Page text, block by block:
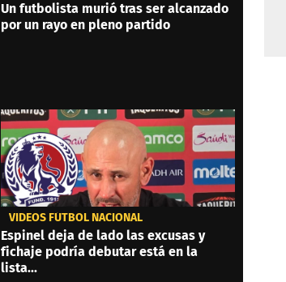
Un futbolista murió tras ser alcanzado
por un rayo en pleno partido
VIDEOS FÚTBOL NACIONAL
Espinel deja de lado las excusas y
fichaje podría debutar está en la
lista...